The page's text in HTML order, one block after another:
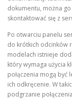
dokumentu, można
skontaktować się z
Po otwarciu panelu
do krótkich odcinków
modelach istnieje
który wymaga użycia
połączenia mogą
ich odkręcenie. W
podgrzanie